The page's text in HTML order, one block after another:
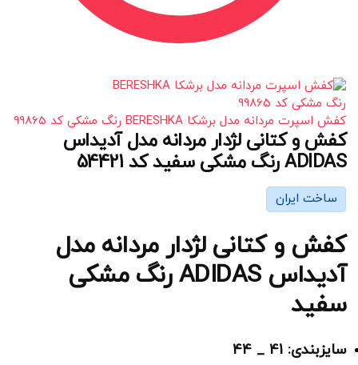
کفش اسپرت مردانه مدل برشکا BERESHKA رنگ مشکی کد 99865
کفش و کتانی لژدار مردانه مدل آدیداس
ADIDAS رنگ مشکی سفید کد 54421
ساخت ایران
کفش و کتانی لژدار مردانه مدل
آدیداس ADIDAS رنگ مشکی
سفید
سایزبندی: 41 _ 44